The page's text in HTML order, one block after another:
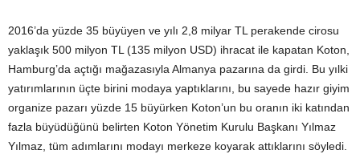
2016’da yüzde 35 büyüyen ve yılı 2,8 milyar TL perakende cirosu
yaklaşık 500 milyon TL (135 milyon USD) ihracat ile kapatan Koton,
Hamburg’da açtığı mağazasıyla Almanya pazarına da girdi. Bu yılki
yatırımlarının üçte birini modaya yaptıklarını, bu sayede hazır giyim
organize pazarı yüzde 15 büyürken Koton’un bu oranın iki katından
fazla büyüdüğünü belirten Koton Yönetim Kurulu Başkanı Yılmaz
Yılmaz, tüm adımlarını modayı merkeze koyarak attıklarını söyledi.